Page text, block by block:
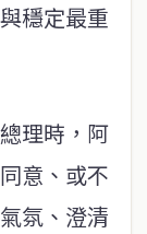
穩定最重
理時，阿
意、或不
氛、澄清